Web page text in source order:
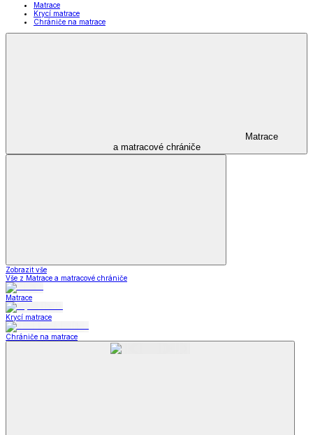
Matrace
Krycí matrace
Chrániče na matrace
Matrace
a matracové chrániče
Zobrazit vše
Vše z Matrace a matracové chrániče
Matrace
Krycí matrace
Chrániče na matrace